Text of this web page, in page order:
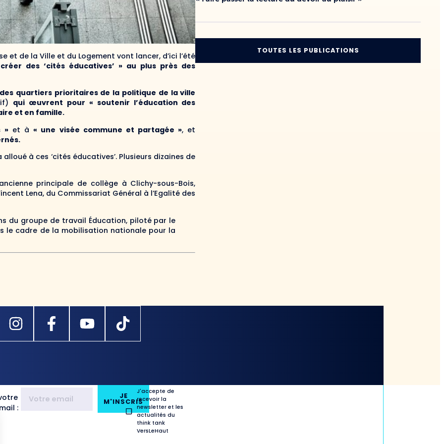
et de la Ville et du Logement vont lancer, d’ici l’été
des ‘cités éducatives’ » au plus près des
quartiers prioritaires de la politique de la ville
qui œuvrent pour « soutenir l’éducation des
et en famille.
»et à« une visée commune et partagée », et
à ces ‘cités éducatives’. Plusieurs dizaines de
principale de collège à Clichy-sous-Bois,
Lena, du Commissariat Général à l’Egalité des
du groupe de travail Éducation, piloté par le
le cadre de la mobilisation nationale pour la
TOUTES LES PUBLICATIONS
:
JE
M'INSCRIS
J'accepte de
recevoir la
newsletter et les
actualités du
think tank
VersLeHaut